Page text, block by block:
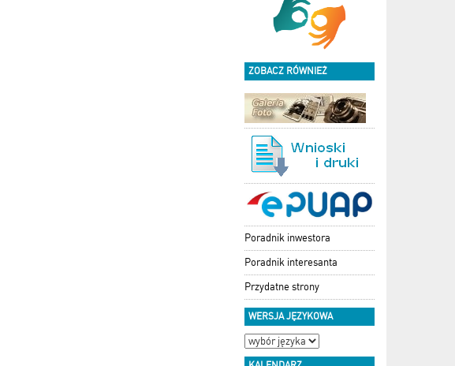
ZOBACZ RÓWNIEŻ
Poradnik inwestora
Poradnik interesanta
Przydatne strony
WERSJA JĘZYKOWA